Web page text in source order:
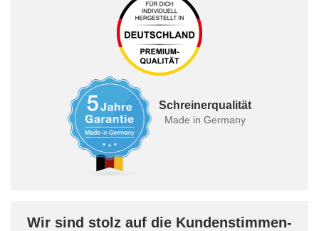
Schreinerqualität
Made in Germany
Wir sind stolz auf die Kundenstimmen-